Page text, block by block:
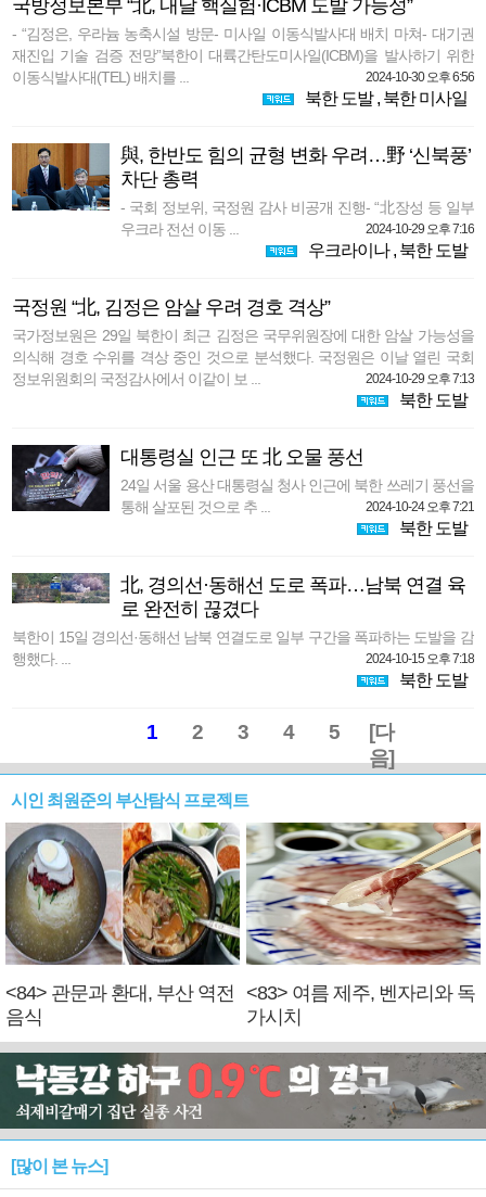
국방정보본부 “北, 내달 핵실험·ICBM 도발 가능성”
- “김정은, 우라늄 농축시설 방문- 미사일 이동식발사대 배치 마쳐- 대기권
재진입 기술 검증 전망”북한이 대륙간탄도미사일(ICBM)을 발사하기 위한
이동식발사대(TEL) 배치를 ...
2024-10-30 오후 6:56
북한 도발, 북한 미사일
與, 한반도 힘의 균형 변화 우려…野 ‘신북풍’
차단 총력
- 국회 정보위, 국정원 감사 비공개 진행- “北장성 등 일부
우크라 전선 이동 ...
2024-10-29 오후 7:16
우크라이나, 북한 도발
국정원 “北, 김정은 암살 우려 경호 격상”
국가정보원은 29일 북한이 최근 김정은 국무위원장에 대한 암살 가능성을
의식해 경호 수위를 격상 중인 것으로 분석했다. 국정원은 이날 열린 국회
정보위원회의 국정감사에서 이같이 보 ...
2024-10-29 오후 7:13
북한 도발
대통령실 인근 또 北 오물 풍선
24일 서울 용산 대통령실 청사 인근에 북한 쓰레기 풍선을
통해 살포된 것으로 추 ...
2024-10-24 오후 7:21
북한 도발
北, 경의선·동해선 도로 폭파…남북 연결 육
로 완전히 끊겼다
북한이 15일 경의선·동해선 남북 연결도로 일부 구간을 폭파하는 도발을 감
행했다. ...
2024-10-15 오후 7:18
북한 도발
1 2 3 4 5
[다
음]
시인 최원준의 부산탐식 프로젝트
<84> 관문과 환대, 부산 역전
음식
<83> 여름 제주, 벤자리와 독
가시치
[많이 본 뉴스]